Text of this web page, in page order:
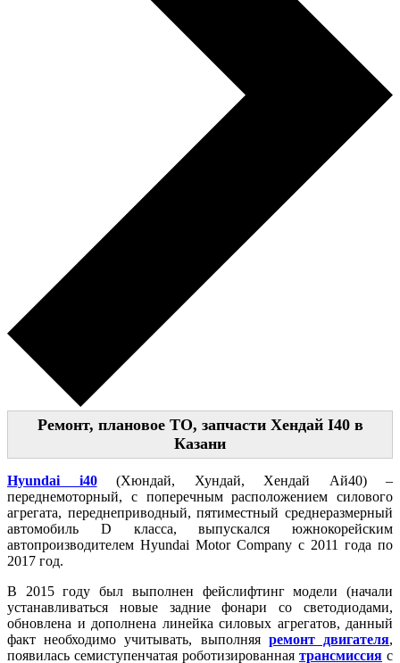
Ремонт, плановое ТО, запчасти Хендай I40 в
Казани
Hyundai i40(Хюндай, Хундай, Хендай Ай40) –
переднемоторный, с поперечным расположением силового
агрегата, переднеприводный, пятиместный среднеразмерный
автомобиль D класса, выпускался южнокорейским
автопроизводителем Hyundai Motor Company с 2011 года по
2017 год.
В 2015 году был выполнен фейслифтинг модели (начали
устанавливаться новые задние фонари со светодиодами,
обновлена и дополнена линейка силовых агрегатов, данный
факт необходимо учитывать, выполняя ремонт двигателя,
появилась семиступенчатая роботизированная трансмиссия с